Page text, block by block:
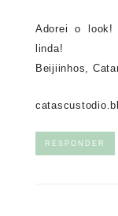
Adorei o
linda!
Beijiinhos,
RESPONDER